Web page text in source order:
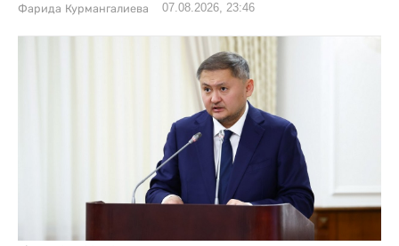
Фарида Курмангалиева 07.08.2026, 23:46